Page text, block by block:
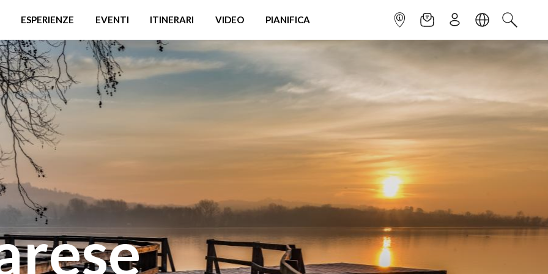
ESPERIENZE EVENTI ITINERARI VIDEO PIANIFICA INFOPOINTNEWSLETTER
ISCRIVITILINGUACERCA